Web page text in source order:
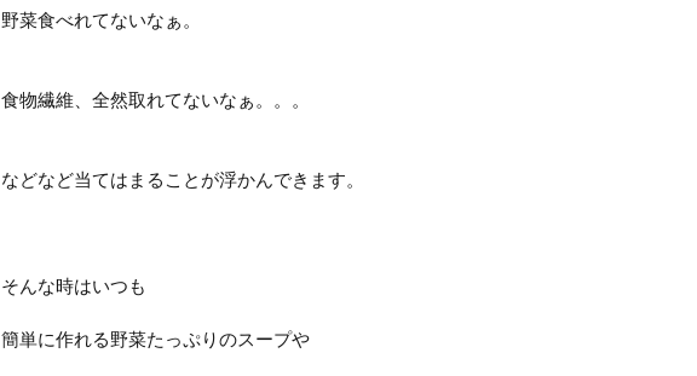
野菜食べれてないなぁ。
食物繊維、全然取れてないなぁ。。。
などなど当てはまることが浮かんできます。
そんな時はいつも
簡単に作れる野菜たっぷりのスープや